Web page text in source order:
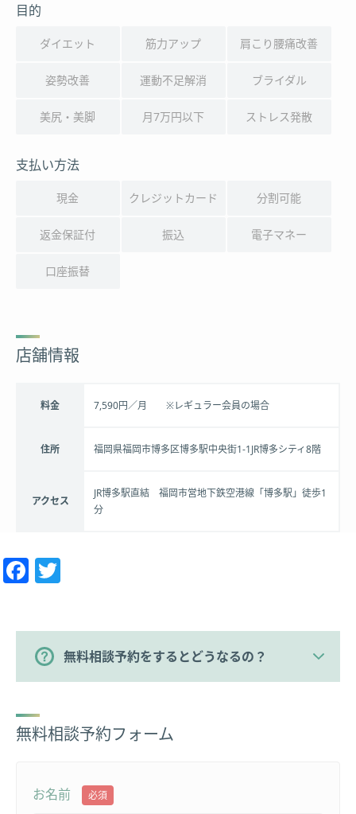
目的
ダイエット 筋力アップ 肩こり腰痛改善
姿勢改善 運動不足解消 ブライダル
美尻・美脚 月7万円以下 ストレス発散
支払い方法
現金 クレジットカード 分割可能
返金保証付 振込 電子マネー
口座振替
店舗情報
料金 7,590円／月 ※レギュラー会員の場合
住所 福岡県福岡市博多区博多駅中央街1-1JR博多シティ8階
アクセス
JR博多駅直結 福岡市営地下鉄空港線「博多駅」徒歩1
分
Facebook
無料相談予約をするとどうなるの？
無料相談予約フォーム
お名前 必須